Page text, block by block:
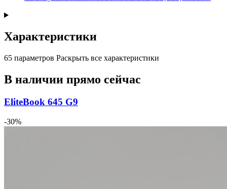
Характеристики
65 параметров Раскрыть все характеристики
В наличии прямо сейчас
EliteBook 645 G9
-30%